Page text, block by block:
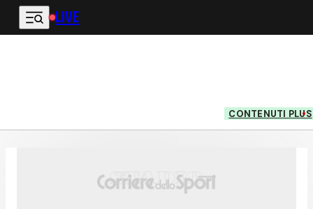
Vai al contenuto principale
LIVE
CONTENUTI PLUS